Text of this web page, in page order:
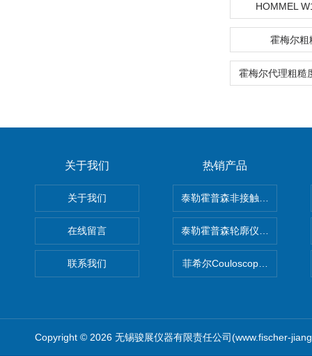
HOMMEL
霍梅尔粗
关于我们
关于我们
在线留言
联系我们
热销产品
泰勒霍普森非接触式轮廓仪
泰勒霍普森轮廓仪|TAYLOR
菲希尔Couloscope CMS2电
Copyright © 2026 无锡骏展仪器有限责任公司(www.fischer-